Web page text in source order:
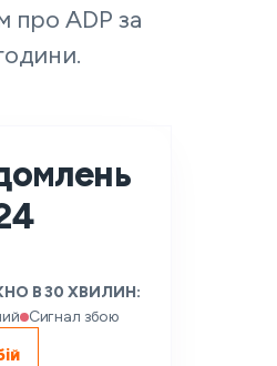
про ADP за
В 30 ХВИЛИН:
Сигнал збою